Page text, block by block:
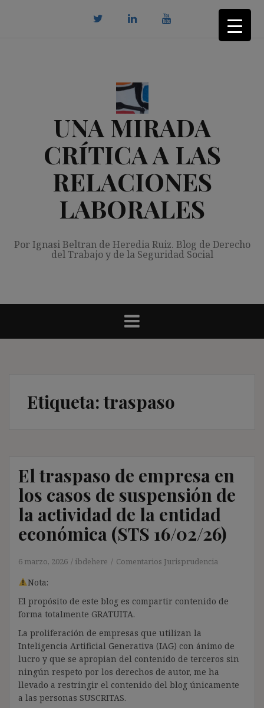
UNA MIRADA
CRÍTICA A LAS
RELACIONES
LABORALES
Por Ignasi Beltran de Heredia Ruiz. Blog de Derecho
del Trabajo y de la Seguridad Social
Etiqueta:traspaso
El traspaso de empresa en
los casos de suspensión de
la actividad de la entidad
económica (STS 16/02/26)
6 marzo, 2026 ibdehere Comentarios Jurisprudencia
Nota:
El propósito de este blog es compartir contenido de
forma totalmente GRATUITA.
La proliferación de empresas que utilizan la
Inteligencia Artificial Generativa (IAG) con ánimo de
lucro y que se apropian del contenido de terceros sin
ningún respeto por los derechos de autor, me ha
llevado a restringir el contenido del blog únicamente
a las personas SUSCRITAS.